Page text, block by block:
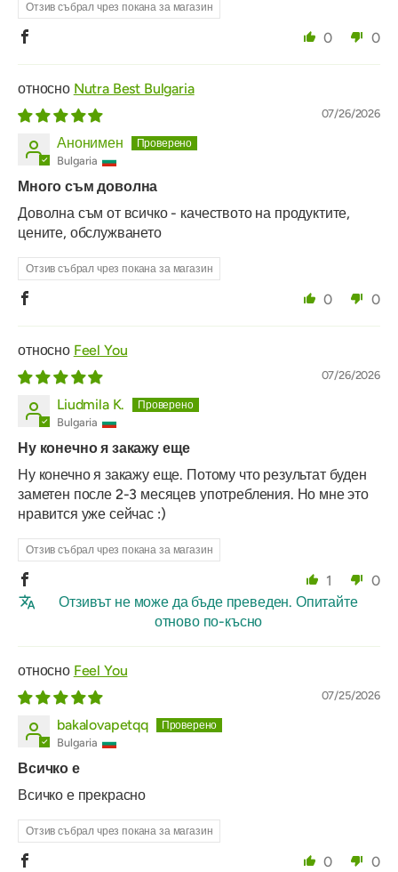
Отзив събрал чрез покана за магазин
0 0
Nutra Best Bulgaria
07/26/2026
Анонимен
Bulgaria
Много съм доволна
Доволна съм от всичко - качеството на продуктите,
цените, обслужването
Отзив събрал чрез покана за магазин
0 0
Feel You
07/26/2026
Liudmila K.
Bulgaria
Ну конечно я закажу еще
Ну конечно я закажу еще. Потому что результат буден
заметен после 2-3 месяцев употребления. Но мне это
нравится уже сейчас :)
Отзив събрал чрез покана за магазин
1
0
Отзивът не може да бъде преведен. Опитайте
отново по-късно
Feel You
07/25/2026
bakalovapetqq
Bulgaria
Всичко е
Всичко е прекрасно
Отзив събрал чрез покана за магазин
0 0